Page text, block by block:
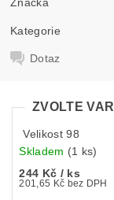
Kategorie
Dotaz
ZVOLTE
Velikost 98
Skladem (1 ks)
244 Kč / ks
201,65 Kč bez DPH